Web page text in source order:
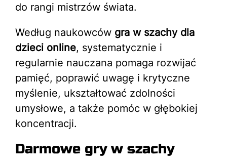
do rangi mistrzów świata.
Według naukowców gra w szachy dla
dzieci online, systematycznie i
regularnie nauczana pomaga rozwijać
pamięć, poprawić uwagę i krytyczne
myślenie, ukształtować zdolności
umysłowe, a także pomóc w głębokiej
koncentracji.
Darmowe gry w szachy